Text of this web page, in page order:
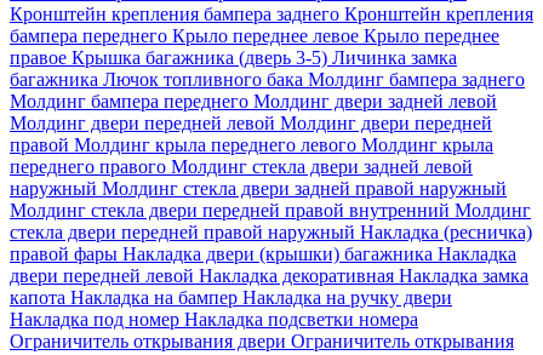
Кронштейн крепления бампера заднего Кронштейн крепления
бампера переднего Крыло переднее левое Крыло переднее
правое Крышка багажника (дверь 3-5) Личинка замка
багажника Лючок топливного бака Молдинг бампера заднего
Молдинг бампера переднего Молдинг двери задней левой
Молдинг двери передней левой Молдинг двери передней
правой Молдинг крыла переднего левого Молдинг крыла
переднего правого Молдинг стекла двери задней левой
наружный Молдинг стекла двери задней правой наружный
Молдинг стекла двери передней правой внутренний Молдинг
стекла двери передней правой наружный Накладка (ресничка)
правой фары Накладка двери (крышки) багажника Накладка
двери передней левой Накладка декоративная Накладка замка
капота Накладка на бампер Накладка на ручку двери
Накладка под номер Накладка подсветки номера
Ограничитель открывания двери Ограничитель открывания